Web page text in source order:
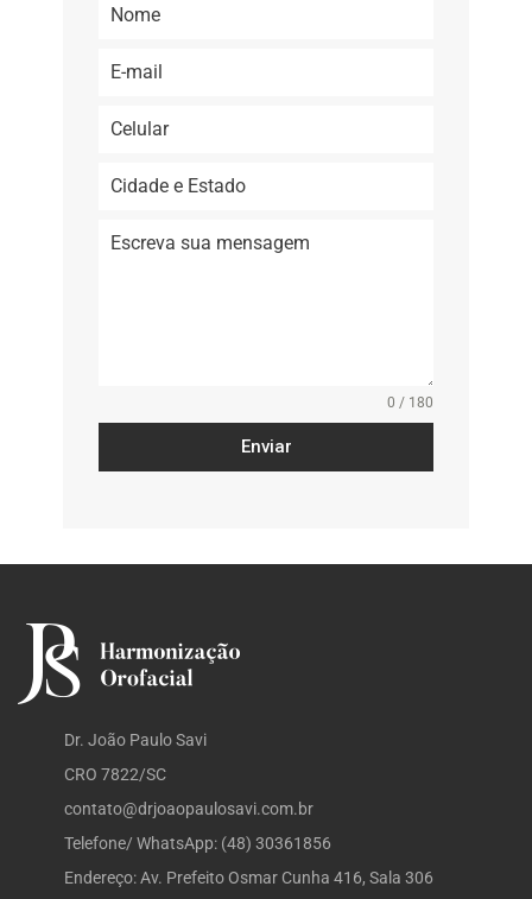
0 / 180
Enviar
Dr. João Paulo Savi
CRO 7822/SC
contato@drjoaopaulosavi.com.br
Telefone/ WhatsApp: (48) 30361856
Endereço: Av. Prefeito Osmar Cunha 416, Sala 306